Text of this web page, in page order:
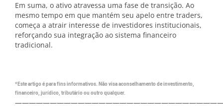
Em suma, o ativo atravessa uma fase de transição. Ao
mesmo tempo em que mantém seu apelo entre traders,
começa a atrair interesse de investidores institucionais,
reforçando sua integração ao sistema financeiro
tradicional.
*Este artigo é para fins informativos. Não visa aconselhamento de investimento,
financeiro, jurídico, tributário ou outro qualquer.